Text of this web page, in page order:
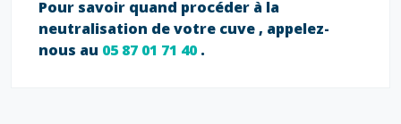
Pour savoir quand procéder à la
neutralisation de votre cuve , appelez-
nous au 05 87 01 71 40.